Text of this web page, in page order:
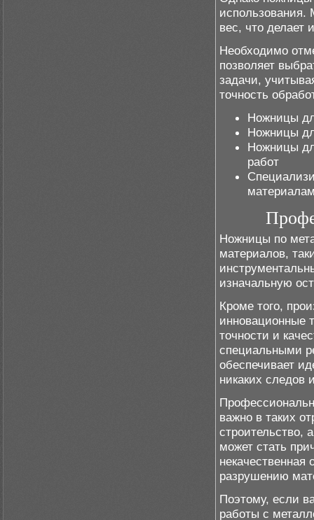
вес, что делает
Необходимо
позволяет
задачи,
точность
Ножницы
Ножницы
Ножницы
работ
Ножницы по
материалов,
изначальную
Кроме того,
инновационные
точности и
специальными
обеспечивает
никаких следов
важно в таких
строительство,
может стать
некачественная
разрушению
Поэтому, если
работы с